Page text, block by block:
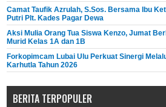
Camat Taufik Azrulah, S.Sos. Bersama Ibu
Putri Plt. Kades Pagar Dewa
Aksi Mulia Orang Tua Siswa Kenzo, Jumat
Murid Kelas 1A dan 1B
Forkopimcam Lubai Ulu Perkuat Sinergi
Karhutla Tahun 2026
BERITA TERPOPULER